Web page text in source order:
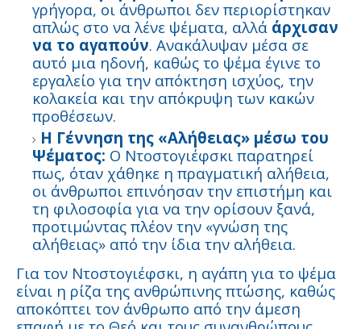
γρήγορα, οι άνθρωποι δεν περιορίστηκαν
απλώς στο να λένε ψέματα, αλλά άρχισαν
να το αγαπούν. Ανακάλυψαν μέσα σε
αυτό μια ηδονή, καθώς το ψέμα έγινε το
εργαλείο για την απόκτηση ισχύος, την
κολακεία και την απόκρυψη των κακών
προθέσεων.
Η Γέννηση της «Αλήθειας» μέσω του
Ψέματος: Ο Ντοστογιέφσκι παρατηρεί
πως, όταν χάθηκε η πραγματική αλήθεια,
οι άνθρωποι επινόησαν την επιστήμη και
τη φιλοσοφία για να την ορίσουν ξανά,
προτιμώντας πλέον την «γνώση της
αλήθειας» από την ίδια την αλήθεια.
Για τον Ντοστογιέφσκι, η αγάπη για το ψέμα
είναι η ρίζα της ανθρώπινης πτώσης, καθώς
αποκόπτει τον άνθρωπο από την άμεση